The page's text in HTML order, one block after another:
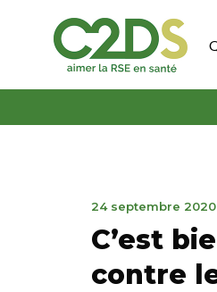
contenu
24 septembre 20207
C’est
contre